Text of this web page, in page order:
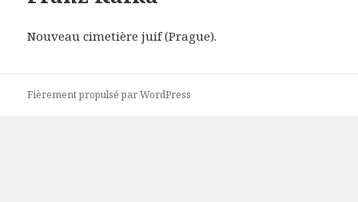
Nouveau cimetière juif (Prague).
Fièrement propulsé par WordPress